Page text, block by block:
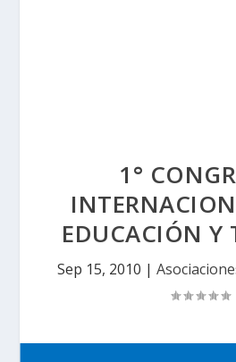
1°
EDUCACIÓN Y
Sep 15, 2010 |